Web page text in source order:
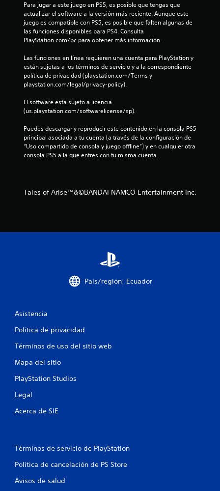
u
o
l
d
6
8
Para jugar a este juego en PS5, es posible que tengas que
actualizar el software a la versión más reciente. Aunque este
juego es compatible con PS5, es posible que falten algunas de
las funciones disponibles para PS4. Consulta
PlayStation.com/bc para obtener más información.
Las funciones en línea requieren una cuenta para PlayStation y
están sujetas a los términos de servicio y a la correspondiente
política de privacidad (playstation.com/Terms y
playstation.com/legal/privacy-policy).
El software está sujeto a licencia
(us.playstation.com/softwarelicense/sp).
Puedes descargar y reproducir este contenido en la consola PS5
principal asociada a tu cuenta (a través de la configuración de
“Uso compartido de consola y juego offline”) y en cualquier otra
consola PS5 a la que entres con tu misma cuenta.
Tales of Arise™&©BANDAI NAMCO Entertainment Inc.
País/región: Ecuador
Asistencia
Política de privacidad
Términos de uso del sitio web
Mapa del sitio
PlayStation Studios
Legal
Acerca de SIE
Términos de servicio de PlayStation
Política de cancelación de PS Store
Avisos de salud